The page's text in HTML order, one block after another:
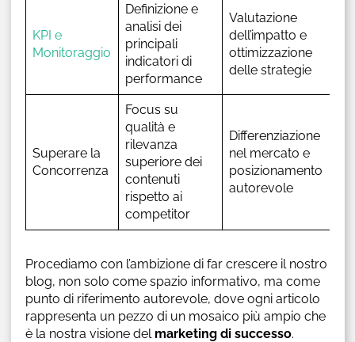
KPI e
Monitoraggio
Definizione e
analisi dei
principali
indicatori di
performance
Valutazione
dell’impatto e
ottimizzazione
delle strategie
Superare la
Concorrenza
Focus su
qualità e
rilevanza
superiore dei
contenuti
rispetto ai
competitor
Differenziazione
nel mercato e
posizionamento
autorevole
Procediamo con l’ambizione di far crescere il nostro
blog, non solo come spazio informativo, ma come
punto di riferimento autorevole, dove ogni articolo
rappresenta un pezzo di un mosaico più ampio che
è la nostra visione del marketing di successo.